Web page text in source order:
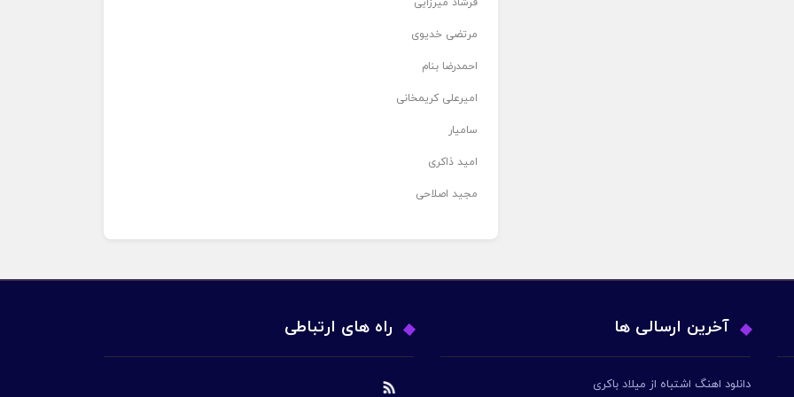
مرتضی خدیوی
احمدرضا بنام
امیرعلی کریمخانی
سامیار
امید ذاکری
مجید اصلاحی
آخرین ارسالی ها
دانلود اهنگ اشتباه از میلاد باکری
راه های ارتباطی